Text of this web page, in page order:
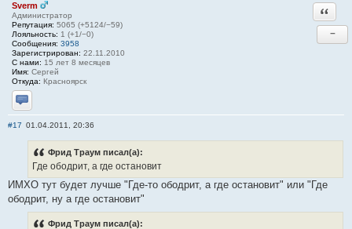
Sverm
Администратор
Репутация: 5065 (+5124/−59)
Лояльность: 1 (+1/−0)
Сообщения: 3958
Зарегистрирован: 22.11.2010
С нами: 15 лет 8 месяцев
Имя: Сергей
Откуда: Красноярск
Отправить личное сообщение
−
#17 01.04.2011, 20:36
Фрид Траум писал(а):
Где ободрит, а где остановит
ИМХО тут будет лучше "Где-то ободрит, а где остановит" или "Где
ободрит, ну а где остановит"
Фрид Траум писал(а):